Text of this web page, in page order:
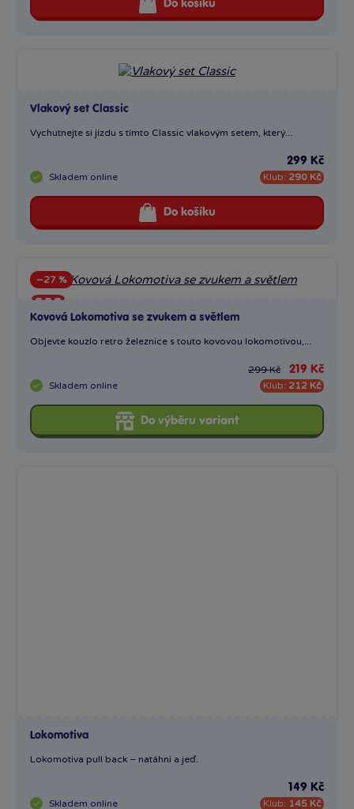
Do košíku
Kovová Lokomotiva se zvukem a světlem
Objevte kouzlo retro železnice s touto kovovou lokomotivou,...
Skladem online
219 Kč
Klub: 212 Kč
Do výběru variant